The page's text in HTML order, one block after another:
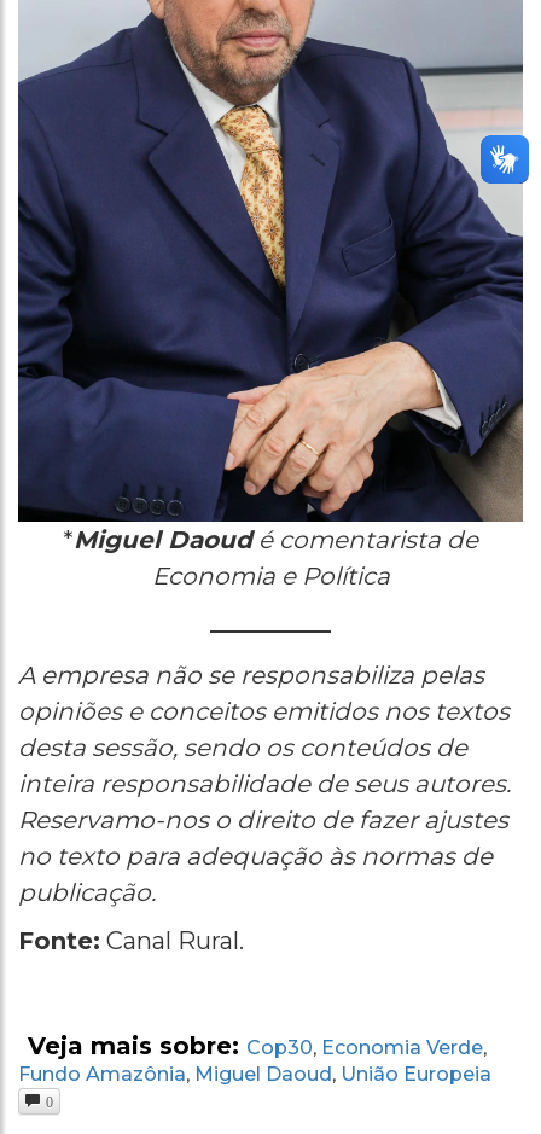
*Miguel Daoudé comentarista de
Economia e Política
A empresa não se responsabiliza pelas
opiniões e conceitos emitidos nos textos
desta sessão, sendo os conteúdos de
inteira responsabilidade de seus autores.
Reservamo-nos o direito de fazer ajustes
no texto para adequação às normas de
publicação.
Fonte: Canal Rural.
Veja mais sobre: Cop30, Economia Verde,
Fundo Amazônia, Miguel Daoud , União Europeia
0